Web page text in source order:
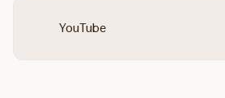
YouTube